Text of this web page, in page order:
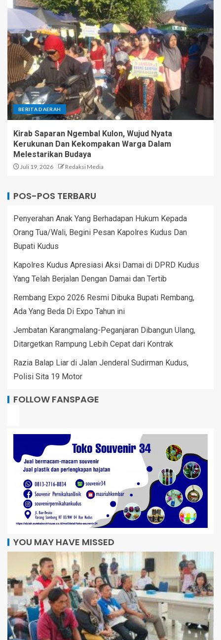
BERITA DAERAH
Kirab Saparan Ngembal Kulon, Wujud Nyata
Kerukunan Dan Kekompakan Warga Dalam
Melestarikan Budaya
Juli 19, 2026 Redaksi Media
POS-POS TERBARU
Penyerahan Anak Yang Berhadapan Hukum Kepada
Orang Tua/Wali, Begini Pesan Kapolres Kudus Dan
Bupati Kudus
Kapolres Kudus Apresiasi Aksi Damai di DPRD Kudus
Yang Telah Berjalan Dengan Damai dan Tertib
Rembang Expo 2026 Resmi Dibuka Bupati Rembang,
Ada Yang Beda Di Expo Tahun ini
Jembatan Karangmalang-Peganjaran Dibangun Ulang,
Ditargetkan Rampung Lebih Cepat dari Kontrak
Razia Balap Liar di Jalan Jenderal Sudirman Kudus,
Polisi Sita 19 Motor
FOLLOW FANSPAGE
YOU MAY HAVE MISSED